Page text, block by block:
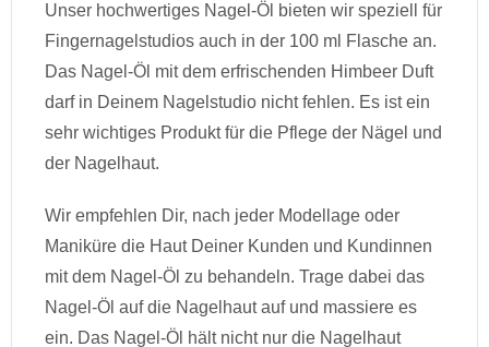
Unser hochwertiges Nagel-Öl bieten wir speziell für
Fingernagelstudios auch in der 100 ml Flasche an.
Das Nagel-Öl mit dem erfrischenden Himbeer Duft
darf in Deinem Nagelstudio nicht fehlen. Es ist ein
sehr wichtiges Produkt für die Pflege der Nägel und
der Nagelhaut.
Wir empfehlen Dir, nach jeder Modellage oder
Maniküre die Haut Deiner Kunden und Kundinnen
mit dem Nagel-Öl zu behandeln. Trage dabei das
Nagel-Öl auf die Nagelhaut auf und massiere es
ein. Das Nagel-Öl hält nicht nur die Nagelhaut